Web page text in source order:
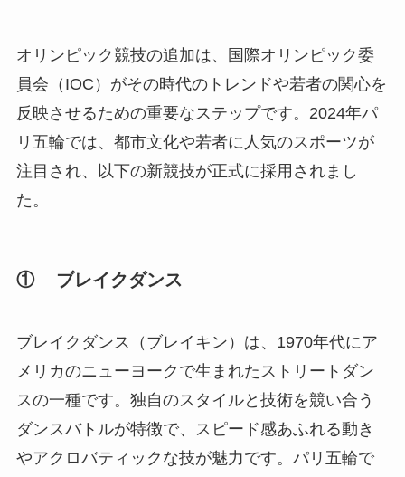
オリンピック競技の追加は、国際オリンピック委
員会（IOC）がその時代のトレンドや若者の関心を
反映させるための重要なステップです。2024年パ
リ五輪では、都市文化や若者に人気のスポーツが
注目され、以下の新競技が正式に採用されまし
た。
① ブレイクダンス
ブレイクダンス（ブレイキン）は、1970年代にア
メリカのニューヨークで生まれたストリートダン
スの一種です。独自のスタイルと技術を競い合う
ダンスバトルが特徴で、スピード感あふれる動き
やアクロバティックな技が魅力です。パリ五輪で